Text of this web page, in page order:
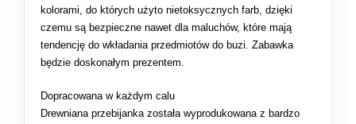
kolorami, do których użyto nietoksycznych farb, dzięki
czemu są bezpieczne nawet dla maluchów, które mają
tendencję do wkładania przedmiotów do buzi. Zabawka
będzie doskonałym prezentem.
Dopracowana w każdym calu
Drewniana przebijanka została wyprodukowana z bardzo